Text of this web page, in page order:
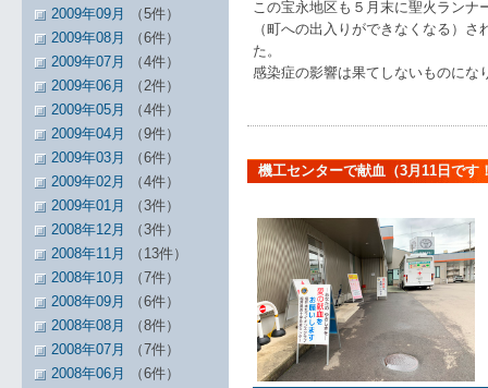
この宝永地区も５月末に聖火ランナ
（町への出入りができなくなる）
た。
感染症の影響は果てしないものにな
機工センターで献血（3月11日で
2009年09月
（5件）
2009年08月
（6件）
2009年07月
（4件）
2009年06月
（2件）
2009年05月
（4件）
2009年04月
（9件）
2009年03月
（6件）
2009年02月
（4件）
2009年01月
（3件）
2008年12月
（3件）
2008年11月
（13件）
2008年10月
（7件）
2008年09月
（6件）
2008年08月
（8件）
2008年07月
（7件）
2008年06月
（6件）